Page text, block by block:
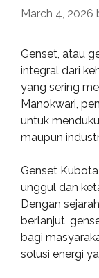
March 4, 2026
Genset, atau
integral dari
yang sering
Manokwari,
untuk
maupun
Genset
unggul dan
Dengan
berlanjut,
bagi
solusi energi